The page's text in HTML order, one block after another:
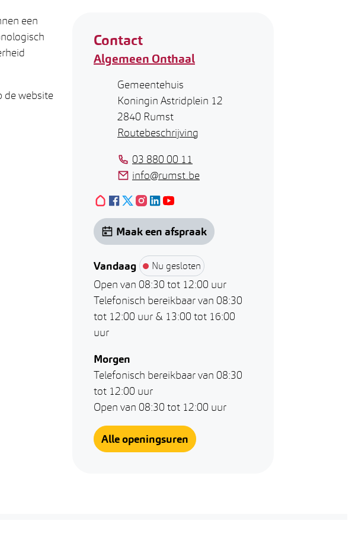
een
de website
Contact
Algemeen Onthaal
AdresGemeentehuis
Koningin Astridplein 12
,2840 Rumst
Routebeschrijving
03 880 00 11
E-mail
info@rumst.be
HoplrAlgemeen Onthaal
FacebookAlgemeen Onthaal
X (Twitter)Algemeen Onthaal
Instagram
LinkedIn
YouTube
Maak een afspraak
Vandaag Nu gesloten
Open van 08:30 tot 12:00 uur
Telefonisch bereikbaar van 08:30
tot 12:00 uur & 13:00 tot 16:00
uur
Morgen
Telefonisch bereikbaar van 08:30
tot 12:00 uur
Open van 08:30 tot 12:00 uur
Alle openingsuren Algemeen Onthaal